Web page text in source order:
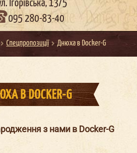
Ігорівська, 13/5
095 280-83-40
Спецпропозиції Днюха в Docker-G
В DOCKER-G
з нами в Docker-G